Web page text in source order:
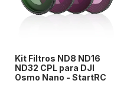
Kit Filtros ND8 ND16
ND32 CPL para DJI
Osmo Nano - StartRC